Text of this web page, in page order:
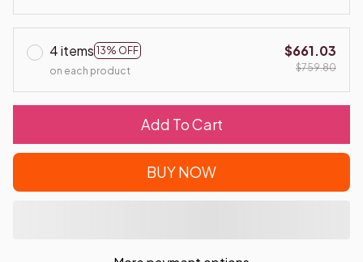
4 items 13% OFF
on each product
$661.03
$759.80
Add To Cart
BUY NOW